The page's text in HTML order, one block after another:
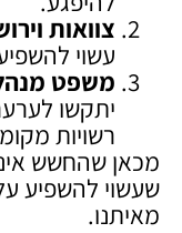
צוואות
עשוי
משפט
יתקשו
רשויות
מכאן שהחשש
שעשוי להשפיע
מאיתנו.